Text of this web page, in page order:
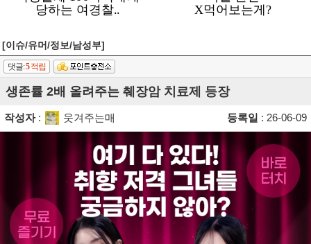
[이슈/유머/정보/남성부]
댓글:5적립
생존률 2배 올려주는 췌장암 치료제 등장
작성자: 웃겨주는매 등록일 : 26-06-09